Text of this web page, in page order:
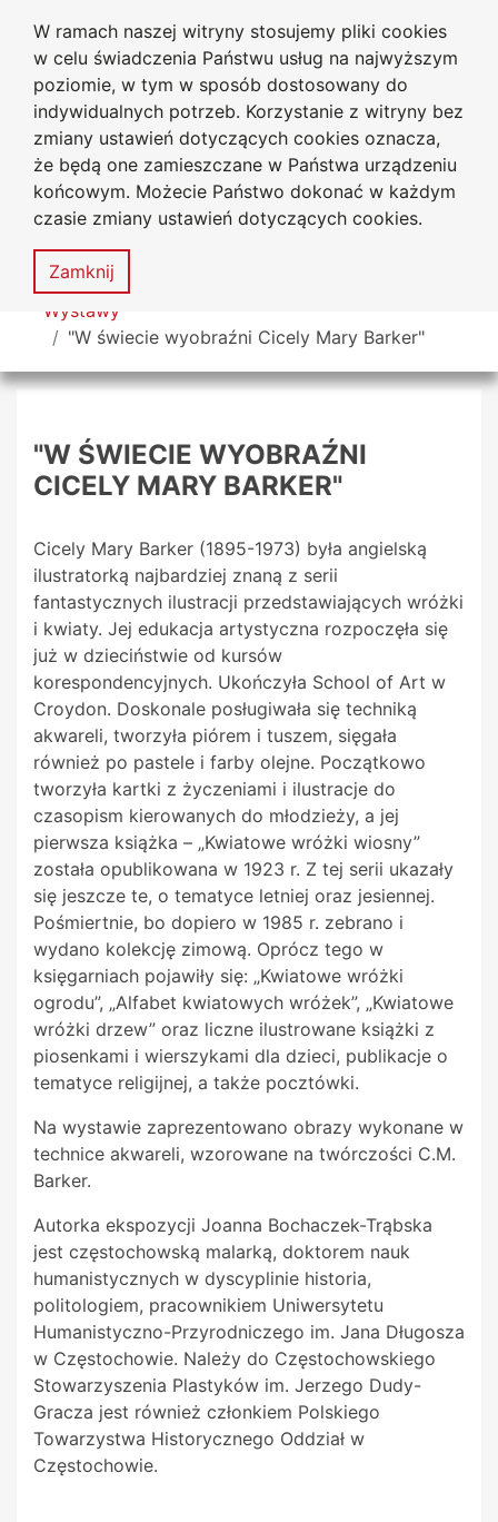
W ramach naszej witryny stosujemy pliki cookies
w celu świadczenia Państwu usług na najwyższym
poziomie, w tym w sposób dostosowany do
indywidualnych potrzeb. Korzystanie z witryny bez
zmiany ustawień dotyczących cookies oznacza,
że będą one zamieszczane w Państwa urządzeniu
końcowym. Możecie Państwo dokonać w każdym
czasie zmiany ustawień dotyczących cookies.
Zamknij
Przejdź do głównego menu
Przejdź do treści
Przejdź do wyszukiwarki
Przejdź do mapy serwisu
Biblioteka Uniwersytecka
Uniwersytetu Jana Długosza
w Częstochowie
Deklaracja
dostępności
Mapa
serwisu
MENU
Tutaj jesteś
Wystawy
"W świecie wyobraźni Cicely Mary Barker"
"W ŚWIECIE WYOBRAŹNI
CICELY MARY BARKER"
Cicely Mary Barker (1895-1973) była angielską
ilustratorką najbardziej znaną z serii
fantastycznych ilustracji przedstawiających wróżki
i kwiaty. Jej edukacja artystyczna rozpoczęła się
już w dzieciństwie od kursów
korespondencyjnych. Ukończyła School of Art w
Croydon. Doskonale posługiwała się techniką
akwareli, tworzyła piórem i tuszem, sięgała
również po pastele i farby olejne. Początkowo
tworzyła kartki z życzeniami i ilustracje do
czasopism kierowanych do młodzieży, a jej
pierwsza książka – „Kwiatowe wróżki wiosny”
została opublikowana w 1923 r. Z tej serii ukazały
się jeszcze te, o tematyce letniej oraz jesiennej.
Pośmiertnie, bo dopiero w 1985 r. zebrano i
wydano kolekcję zimową. Oprócz tego w
księgarniach pojawiły się: „Kwiatowe wróżki
ogrodu”, „Alfabet kwiatowych wróżek”, „Kwiatowe
wróżki drzew” oraz liczne ilustrowane książki z
piosenkami i wierszykami dla dzieci, publikacje o
tematyce religijnej, a także pocztówki.
Na wystawie zaprezentowano obrazy wykonane w
technice akwareli, wzorowane na twórczości C.M.
Barker.
Autorka ekspozycji Joanna Bochaczek-Trąbska
jest częstochowską malarką, doktorem nauk
humanistycznych w dyscyplinie historia,
politologiem, pracownikiem Uniwersytetu
Humanistyczno-Przyrodniczego im. Jana Długosza
w Częstochowie. Należy do Częstochowskiego
Stowarzyszenia Plastyków im. Jerzego Dudy-
Gracza jest również członkiem Polskiego
Towarzystwa Historycznego Oddział w
Częstochowie.